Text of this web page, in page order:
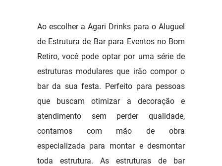
Ao escolher a Agari Drinks para o Aluguel
de Estrutura de Bar para Eventos no Bom
Retiro, você pode optar por uma série de
estruturas modulares que irão compor o
bar da sua festa. Perfeito para pessoas
que buscam otimizar a decoração e
atendimento sem perder qualidade,
contamos com mão de obra
especializada para montar e desmontar
toda estrutura. As estruturas de bar